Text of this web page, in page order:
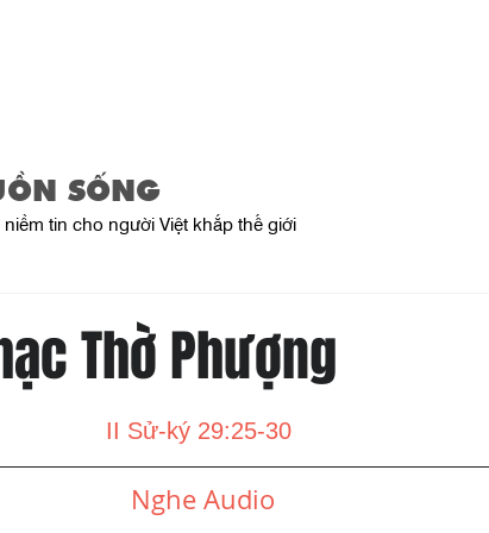
SỐNG
tin cho người Việt khắp thế giới
Thờ Phượng
II Sử-ký 29:25-30
Nghe Audio